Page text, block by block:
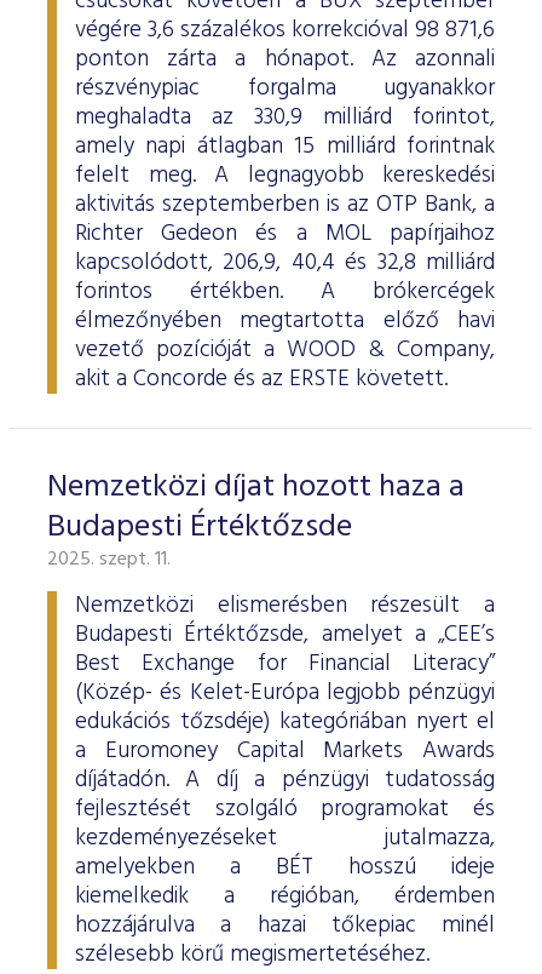
ESG Útmutató
végére 3,6 százalékos korrekcióval 98 871,6
ponton zárta a hónapot. Az azonnali
részvénypiac forgalma ugyanakkor
meghaladta az 330,9 milliárd forintot,
amely napi átlagban 15 milliárd forintnak
felelt meg. A legnagyobb kereskedési
aktivitás szeptemberben is az OTP Bank, a
Richter Gedeon és a MOL papírjaihoz
kapcsolódott, 206,9, 40,4 és 32,8 milliárd
forintos értékben. A brókercégek
élmezőnyében megtartotta előző havi
vezető pozícióját a WOOD & Company,
akit a Concorde és az ERSTE követett.
Nemzetközi díjat hozott haza a
Budapesti Értéktőzsde
2025. szept. 11.
Nemzetközi elismerésben részesült a
Budapesti Értéktőzsde, amelyet a „CEE’s
Best Exchange for Financial Literacy”
(Közép- és Kelet-Európa legjobb pénzügyi
edukációs tőzsdéje) kategóriában nyert el
a Euromoney Capital Markets Awards
díjátadón. A díj a pénzügyi tudatosság
fejlesztését szolgáló programokat és
kezdeményezéseket jutalmazza,
amelyekben a BÉT hosszú ideje
kiemelkedik a régióban, érdemben
hozzájárulva a hazai tőkepiac minél
szélesebb körű megismertetéséhez.